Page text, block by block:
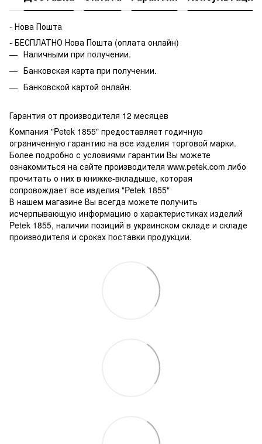
- Нова Пошта
- БЕСПЛАТНО Нова Пошта (оплата онлайн)
Наличными при получении.
Банковская карта при получении.
Банковской картой онлайн.
Гарантия от производителя 12 месяцев
Компания "Petek 1855" предоставляет годичную
ограниченную гарантию на все изделия торговой марки.
Более подробно с условиями гарантии Вы можете
ознакомиться на сайте производителя www.petek.com либо
прочитать о них в книжке-вкладыше, которая
сопровождает все изделия "Petek 1855"
В нашем магазине Вы всегда можете получить
исчерпывающую информацию о характеристиках изделий
Petek 1855, наличии позиций в украинском складе и складе
производителя и сроках поставки продукции.